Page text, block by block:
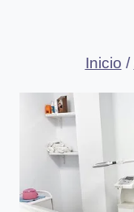
Inicio /